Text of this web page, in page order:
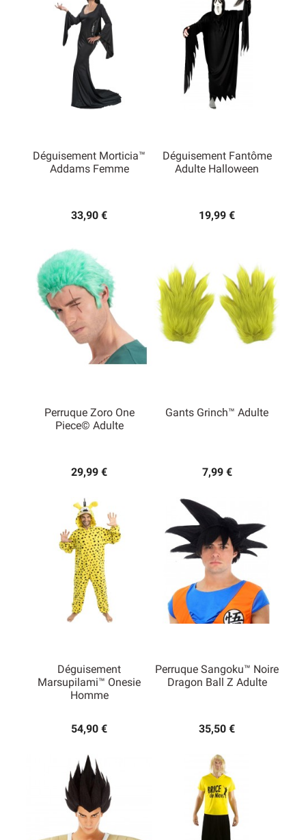
Déguisement Morticia™
Addams Femme
33,90 €
Déguisement Fantôme
Adulte Halloween
19,99 €
Perruque Zoro One
Piece© Adulte
29,99 €
Gants Grinch™ Adulte
7,99 €
Déguisement
Marsupilami™ Onesie
Homme
54,90 €
Perruque Sangoku™ Noire
Dragon Ball Z Adulte
35,50 €